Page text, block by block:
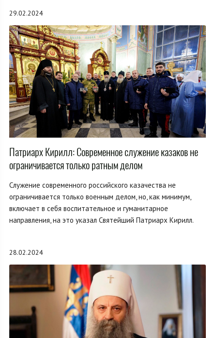
29.02.2024
Патриарх Кирилл: Современное служение казаков не
ограничивается только ратным делом
Служение современного российского казачества не
ограничивается только военным делом, но, как минимум,
включает в себя воспитательное и гуманитарное
направления, на это указал Святейший Патриарх Кирилл.
28.02.2024